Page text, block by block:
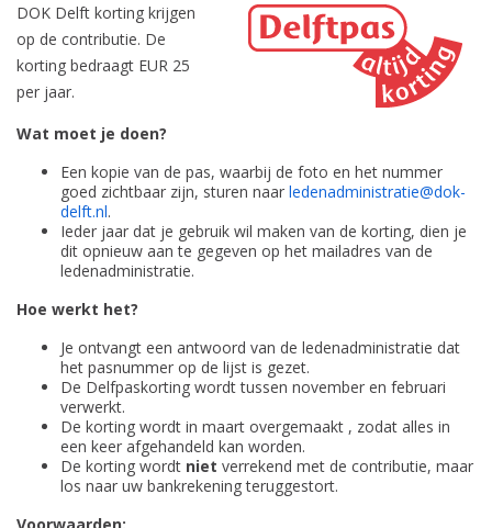
DOK Delft korting krijgen
op de contributie. De
korting bedraagt EUR 25
per jaar.
Wat moet je doen?
Een kopie van de pas, waarbij de foto en het nummer
goed zichtbaar zijn, sturen naar ledenadministratie@dok-
delft.nl.
Ieder jaar dat je gebruik wil maken van de korting, dien je
dit opnieuw aan te gegeven op het mailadres van de
ledenadministratie.
Hoe werkt het?
Je ontvangt een antwoord van de ledenadministratie dat
het pasnummer op de lijst is gezet.
De Delfpaskorting wordt tussen november en februari
verwerkt.
De korting wordt in maart overgemaakt , zodat alles in
een keer afgehandeld kan worden.
De korting wordt niet verrekend met de contributie, maar
los naar uw bankrekening teruggestort.